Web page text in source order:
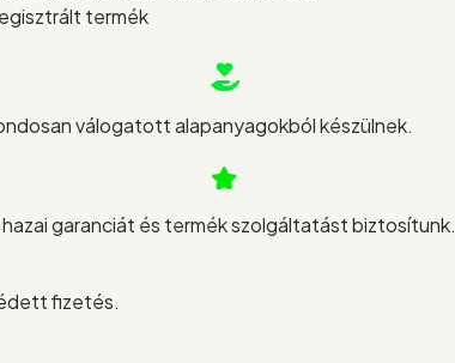
termék
válogatott alapanyagokból készülnek.
garanciát és termék szolgáltatást biztosítunk.
fizetés.